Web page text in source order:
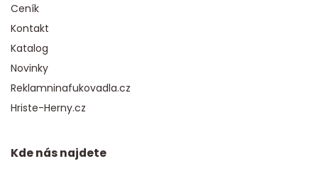
Ceník
Kontakt
Katalog
Novinky
Reklamninafukovadla.cz
Hriste-Herny.cz
Kde nás najdete